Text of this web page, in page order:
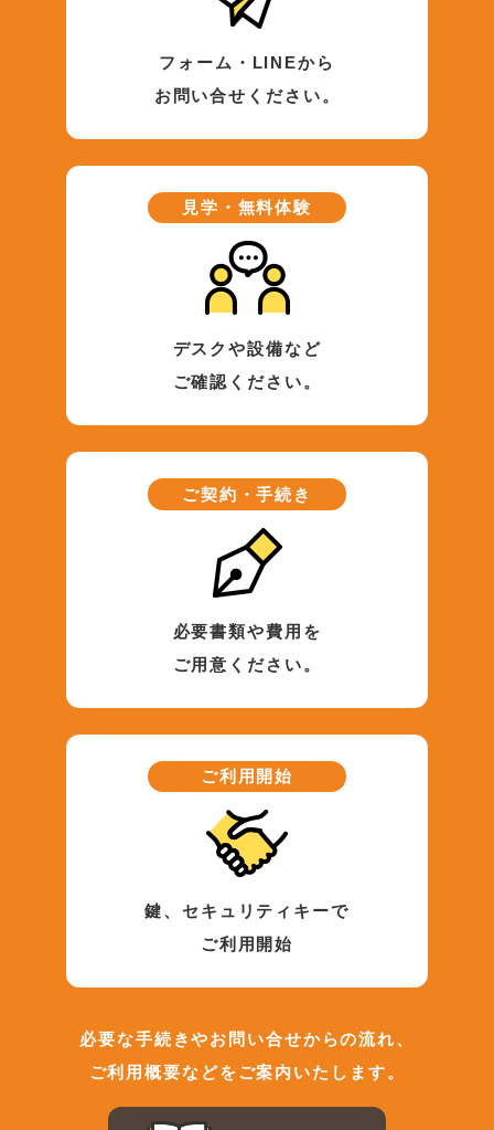
フォーム・LINEから
お問い合せください。
見学・無料体験
デスクや設備など
ご確認ください。
ご契約・手続き
必要書類や費用を
ご用意ください。
ご利用開始
鍵、セキュリティキーで
ご利用開始
必要な手続きやお問い合せからの流れ、
ご利用概要などをご案内いたします。